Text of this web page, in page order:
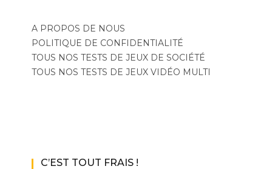
A PROPOS DE NOUS
POLITIQUE DE CONFIDENTIALITÉ
TOUS NOS TESTS DE JEUX DE SOCIÉTÉ
TOUS NOS TESTS DE JEUX VIDÉO MULTI
C’EST TOUT FRAIS !